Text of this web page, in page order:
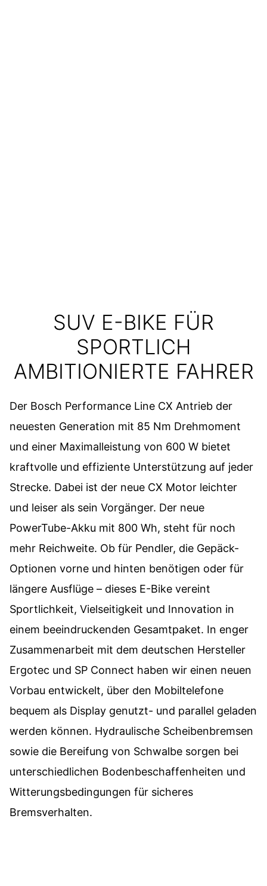
SUV E-BIKE FÜR
SPORTLICH
AMBITIONIERTE FAHRER
Der Bosch Performance Line CX Antrieb der
neuesten Generation mit 85 Nm Drehmoment
und einer Maximalleistung von 600 W bietet
kraftvolle und effiziente Unterstützung auf jeder
Strecke. Dabei ist der neue CX Motor leichter
und leiser als sein Vorgänger. Der neue
PowerTube-Akku mit 800 Wh, steht für noch
mehr Reichweite. Ob für Pendler, die Gepäck-
Optionen vorne und hinten benötigen oder für
längere Ausflüge – dieses E-Bike vereint
Sportlichkeit, Vielseitigkeit und Innovation in
einem beeindruckenden Gesamtpaket. In enger
Zusammenarbeit mit dem deutschen Hersteller
Ergotec und SP Connect haben wir einen neuen
Vorbau entwickelt, über den Mobiltelefone
bequem als Display genutzt- und parallel geladen
werden können. Hydraulische Scheibenbremsen
sowie die Bereifung von Schwalbe sorgen bei
unterschiedlichen Bodenbeschaffenheiten und
Witterungsbedingungen für sicheres
Bremsverhalten.